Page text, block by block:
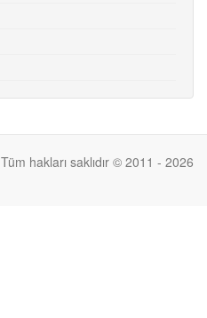
Tüm hakları saklıdır © 2011 - 2026